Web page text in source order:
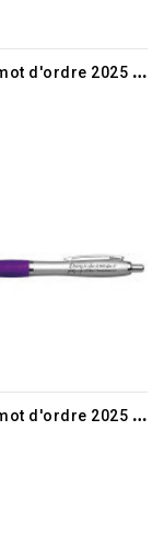
S
tylo mot d'ordre 2025 rose
S
tylo mot d'ordre 2025 lilas